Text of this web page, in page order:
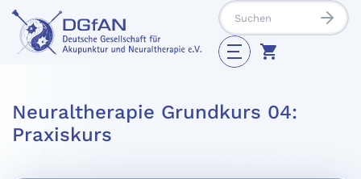
Neuraltherapie Grundkurs 04:
Praxiskurs